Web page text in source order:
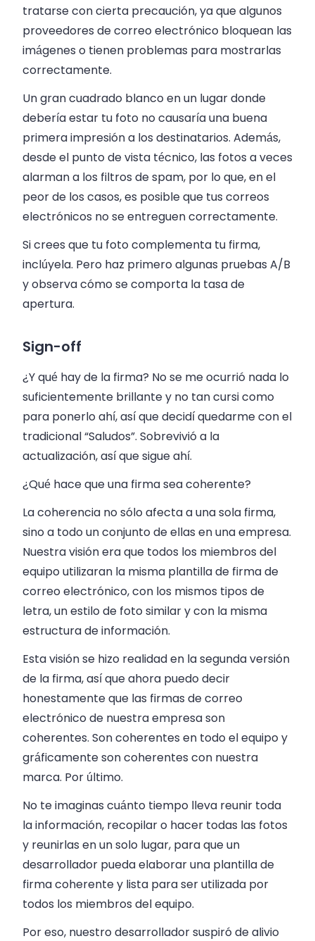
tratarse con cierta precaución, ya que algunos
proveedores de correo electrónico bloquean las
imágenes o tienen problemas para mostrarlas
correctamente.
Un gran cuadrado blanco en un lugar donde
debería estar tu foto no causaría una buena
primera impresión a los destinatarios. Además,
desde el punto de vista técnico, las fotos a veces
alarman a los filtros de spam, por lo que, en el
peor de los casos, es posible que tus correos
electrónicos no se entreguen correctamente.
Si crees que tu foto complementa tu firma,
inclúyela. Pero haz primero algunas pruebas A/B
y observa cómo se comporta la tasa de
apertura.
Sign-off
¿Y qué hay de la firma? No se me ocurrió nada lo
suficientemente brillante y no tan cursi como
para ponerlo ahí, así que decidí quedarme con el
tradicional “Saludos”. Sobrevivió a la
actualización, así que sigue ahí.
¿Qué hace que una firma sea coherente?
La coherencia no sólo afecta a una sola firma,
sino a todo un conjunto de ellas en una empresa.
Nuestra visión era que todos los miembros del
equipo utilizaran la misma plantilla de firma de
correo electrónico, con los mismos tipos de
letra, un estilo de foto similar y con la misma
estructura de información.
Esta visión se hizo realidad en la segunda versión
de la firma, así que ahora puedo decir
honestamente que las firmas de correo
electrónico de nuestra empresa son
coherentes. Son coherentes en todo el equipo y
gráficamente son coherentes con nuestra
marca. Por último.
No te imaginas cuánto tiempo lleva reunir toda
la información, recopilar o hacer todas las fotos
y reunirlas en un solo lugar, para que un
desarrollador pueda elaborar una plantilla de
firma coherente y lista para ser utilizada por
todos los miembros del equipo.
Por eso, nuestro desarrollador suspiró de alivio